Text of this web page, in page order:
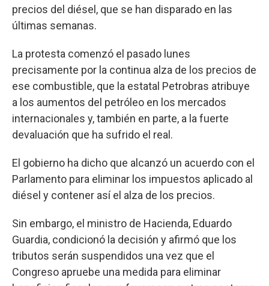
precios del diésel, que se han disparado en las
últimas semanas.
La protesta comenzó el pasado lunes
precisamente por la continua alza de los precios de
ese combustible, que la estatal Petrobras atribuye
a los aumentos del petróleo en los mercados
internacionales y, también en parte, a la fuerte
devaluación que ha sufrido el real.
El gobierno ha dicho que alcanzó un acuerdo con el
Parlamento para eliminar los impuestos aplicado al
diésel y contener así el alza de los precios.
Sin embargo, el ministro de Hacienda, Eduardo
Guardia, condicionó la decisión y afirmó que los
tributos serán suspendidos una vez que el
Congreso apruebe una medida para eliminar